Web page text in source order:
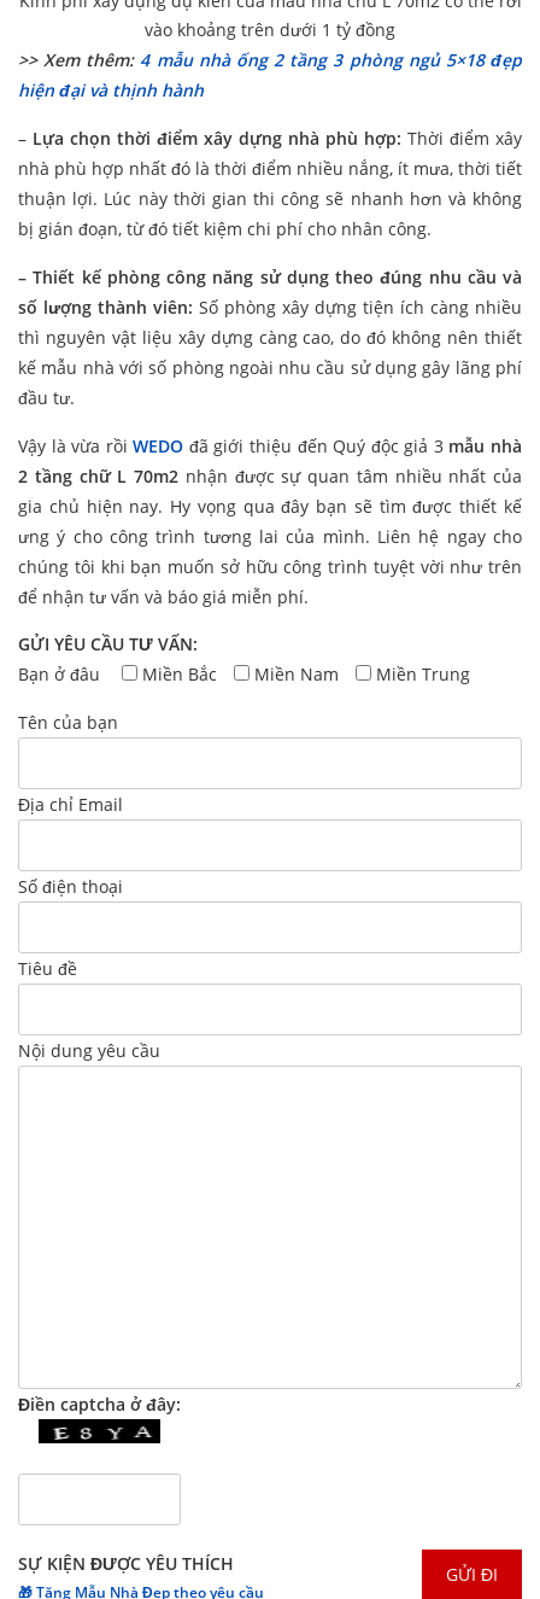
vào khoảng trên dưới 1 tỷ đồng
>> Xem thêm: 4 mẫu nhà ống 2 tầng 3 phòng ngủ 5×18 đẹp
hiện đại và thịnh hành
– Lựa chọn thời điểm xây dựng nhà phù hợp: Thời điểm xây
nhà phù hợp nhất đó là thời điểm nhiều nắng, ít mưa, thời tiết
thuận lợi. Lúc này thời gian thi công sẽ nhanh hơn và không
bị gián đoạn, từ đó tiết kiệm chi phí cho nhân công.
– Thiết kế phòng công năng sử dụng theo đúng nhu cầu và
số lượng thành viên: Số phòng xây dựng tiện ích càng nhiều
thì nguyên vật liệu xây dựng càng cao, do đó không nên thiết
kế mẫu nhà với số phòng ngoài nhu cầu sử dụng gây lãng phí
đầu tư.
Vậy là vừa rồiWEDO đã giới thiệu đến Quý độc giả 3 mẫu nhà
2 tầng chữ L 70m2 nhận được sự quan tâm nhiều nhất của
gia chủ hiện nay. Hy vọng qua đây bạn sẽ tìm được thiết kế
ưng ý cho công trình tương lai của mình. Liên hệ ngay cho
chúng tôi khi bạn muốn sở hữu công trình tuyệt vời như trên
để nhận tư vấn và báo giá miễn phí.
GỬI YÊU CẦU TƯ VẤN:
Bạn ở đâu
Miền Bắc Miền Nam Miền Trung
Tên của bạn
Địa chỉ Email
Số điện thoại
Tiêu đề
Nội dung yêu cầu
Điền captcha ở đây:
SỰ KIỆN ĐƯỢC YÊU THÍCH
🎁 Tặng Mẫu Nhà Đẹp theo yêu cầu